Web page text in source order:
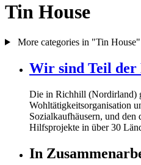
Tin House
More categories in "Tin House"
Wir sind Teil
Die in Richhill (Nordirland)
Wohltätigkeitsorganisation
Sozialkaufhäusern, und den
Hilfsprojekte in über30
In